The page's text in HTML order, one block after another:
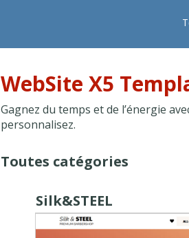
WebSite X5
Gagnez du temps et de l’énergie
personnalisez.
Toutes catégories
Silk&STEEL